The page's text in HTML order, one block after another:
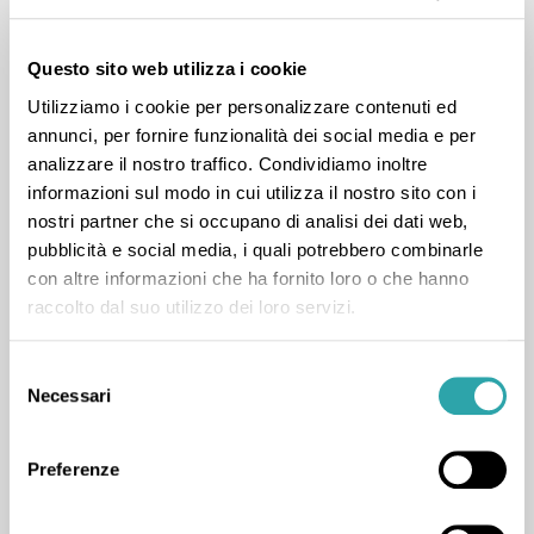
Questo sito web utilizza i cookie
Utilizziamo i cookie per personalizzare contenuti ed
annunci, per fornire funzionalità dei social media e per
analizzare il nostro traffico. Condividiamo inoltre
informazioni sul modo in cui utilizza il nostro sito con i
nostri partner che si occupano di analisi dei dati web,
pubblicità e social media, i quali potrebbero combinarle
con altre informazioni che ha fornito loro o che hanno
raccolto dal suo utilizzo dei loro servizi.
delNecessari
Preferenze
testerà gli studenti del primo anno della scuola
secondaria di secondo grado. Collaborazioni effettuate
con l'Università di Pavia, l'Università di Modena e Reggio
Emilia, l'ITD-CNR di Genova, vari USP e USR. Autrice di
mappe grammaticali e pubblicazioni sui DSA per case
editrici. Da tredici anni realizzo inoltre un progetto
inedito rivolto agli studenti DSA della scuola secondaria
di primo e secondo grado, che ha luogo per due
settimane a luglio solitamente in UK - la scorsa estate in
consolidamento delle abilità di Listening e Speaking,
nonché alla preparazione degli Esami di Stato (lingua